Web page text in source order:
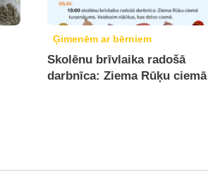
Ģimenēm ar bērniem
Skolēnu brīvlaika radošā
darbnīca: Ziema Rūķu ciemā